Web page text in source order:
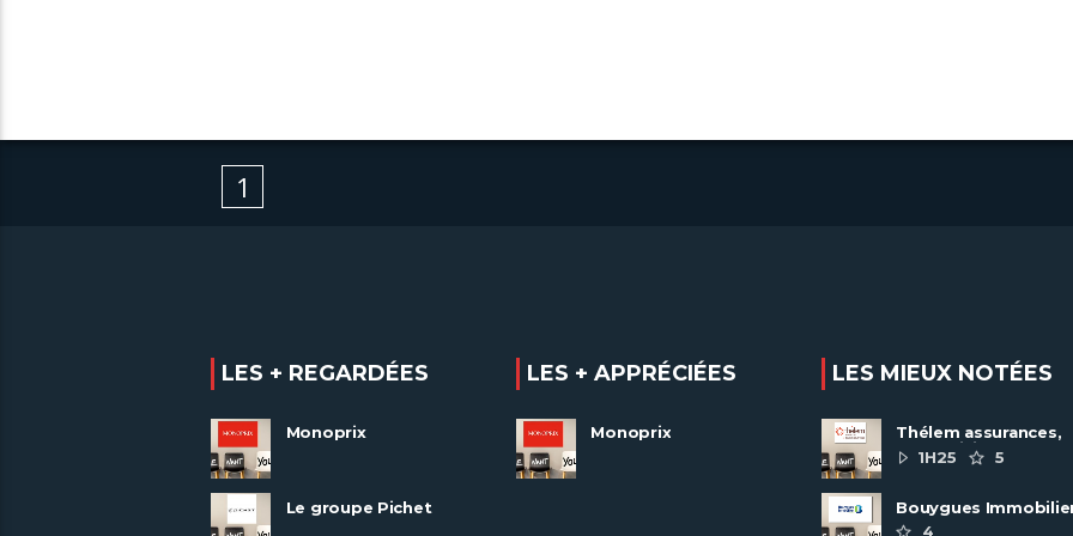
1
LES + REGARDÉES
Monoprix
Le groupe Pichet
LES + APPRÉCIÉES
Monoprix
LES MIEUX NOTÉES
Thélem assurances,
une politique RH
ambitieuse
1H25 5
Bouygues
recrute autour de 8
4